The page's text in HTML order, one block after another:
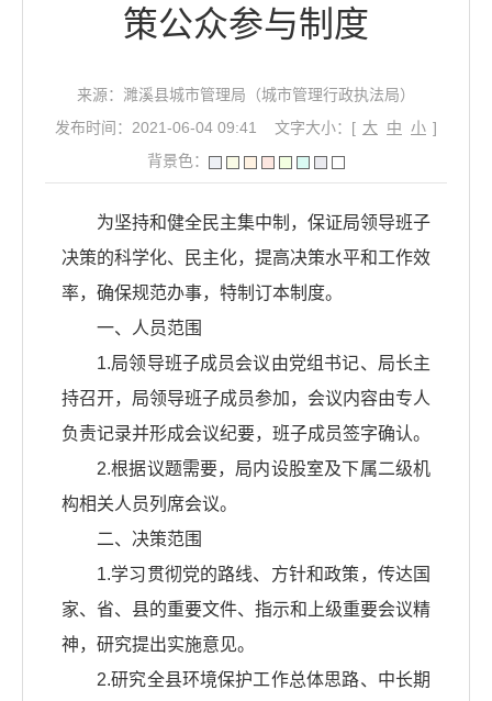
策公众参与制度
来源：濉溪县城市管理局（城市管理行政执法局）
发布时间：2021-06-04 09:41
文字大小：[ 大 中 小 ]
背景色：
为坚持和健全民主集中制，保证局领导班子
决策的科学化、民主化，提高决策水平和工作效
率，确保规范办事，特制订本制度。
一、人员范围
1.局领导班子成员会议由党组书记、局长主
持召开，局领导班子成员参加，会议内容由专人
负责记录并形成会议纪要，班子成员签字确认。
2.根据议题需要，局内设股室及下属二级机
构相关人员列席会议。
二、决策范围
1.学习贯彻党的路线、方针和政策，传达国
家、省、县的重要文件、指示和上级重要会议精
神，研究提出实施意见。
2.研究全县环境保护工作总体思路、中长期